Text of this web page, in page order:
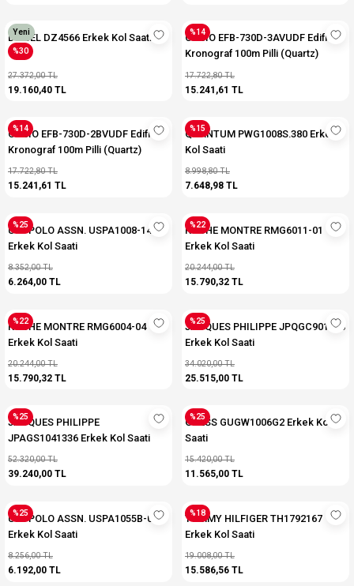
Yeni
%30
DIESEL DZ4566 Erkek Kol Saati
27.372,00 TL
19.160,40 TL
%14
CASIO EFB-730D-3AVUDF Edifice
Kronograf 100m Pilli (Quartz)
Erkek Kol Saati
17.722,80 TL
15.241,61 TL
%14
CASIO EFB-730D-2BVUDF Edifice
Kronograf 100m Pilli (Quartz)
Erkek Kol Saati
17.722,80 TL
15.241,61 TL
%15
QUANTUM PWG1008S.380 Erkek
Kol Saati
8.998,80 TL
7.648,98 TL
%25
U.S. POLO ASSN. USPA1008-14
Erkek Kol Saati
8.352,00 TL
6.264,00 TL
%22
ROCHE MONTRE RMG6011-01
Erkek Kol Saati
20.244,00 TL
15.790,32 TL
%22
ROCHE MONTRE RMG6004-04
Erkek Kol Saati
20.244,00 TL
15.790,32 TL
%25
JACQUES PHILIPPE JPQGC901316
Erkek Kol Saati
34.020,00 TL
25.515,00 TL
%25
JACQUES PHILIPPE
JPAGS1041336 Erkek Kol Saati
52.320,00 TL
39.240,00 TL
%25
GUESS GUGW1006G2 Erkek Kol
Saati
15.420,00 TL
11.565,00 TL
%25
U.S. POLO ASSN. USPA1055B-01
Erkek Kol Saati
8.256,00 TL
6.192,00 TL
%18
TOMMY HILFIGER TH1792167
Erkek Kol Saati
19.008,00 TL
15.586,56 TL